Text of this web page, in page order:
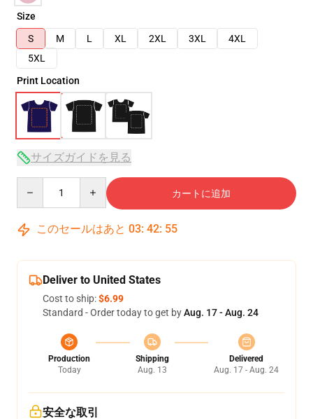
Size
S
M L XL 2XL 3XL
4XL
5XL
Print Location
サイズガイドを見る
カートに追加
このセールはあと 03: 42: 54
Deliver to United States
Cost to ship:$6.99
Standard - Order today to get byAug. 17 - Aug. 24
Production
Today
Shipping
Aug. 13
Delivered
Aug. 17 - Aug. 24
安全な取引